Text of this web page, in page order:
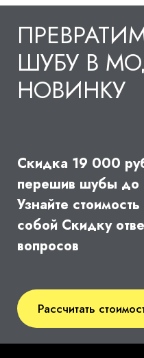
ШУБУ В
НОВИНКУ
Скидка 19 000
перешив шубы до
Узнайте
собой Скидку
вопросов
Рассчитать